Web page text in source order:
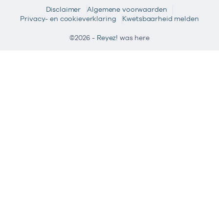
Disclaimer
Algemene voorwaarden
Privacy- en cookieverklaring
Kwetsbaarheid melden
©2026 - Reyez! was here